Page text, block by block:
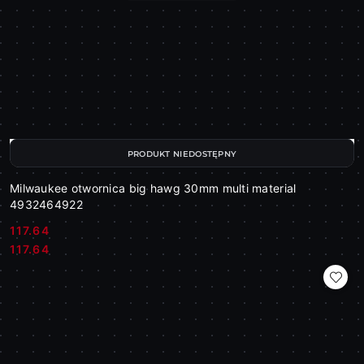
Milwaukee otwornica big hawg 30mm multi material
4932464922
Cena:
117.64
Cena:
117.64
PRODUKT NIEDOSTĘPNY